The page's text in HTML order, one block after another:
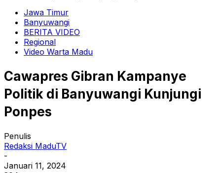
Jawa Timur
Banyuwangi
BERITA VIDEO
Regional
Video Warta Madu
Cawapres Gibran Kampanye
Politik di Banyuwangi Kunjungi
Ponpes
Penulis
Redaksi MaduTV
-
Januari 11, 2024